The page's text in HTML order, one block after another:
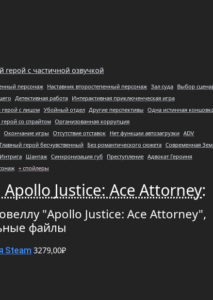
герой с частичной озвучкой
персонаж Наставник второстепенный персонаж Зал суда Выбор
Детективная работа Интерактивная приключенческая игра
герой с лицом Убойный отдел Другие перспективы Одна истинная
со спрайтом Организованная коррупция
Окончание игры Отсутствие отставок Нет функции автозагрузки ADV
Главный герой бесчувственный Без романтического сюжета Современная
Интрига Шантаж Синхронизация губ Преступление Адвокат Героиня
+ спойлеры
Justice: Ace Attorney:
"Apollo Justice: Ace Attorney",
файлы
Steam 3279,00₽